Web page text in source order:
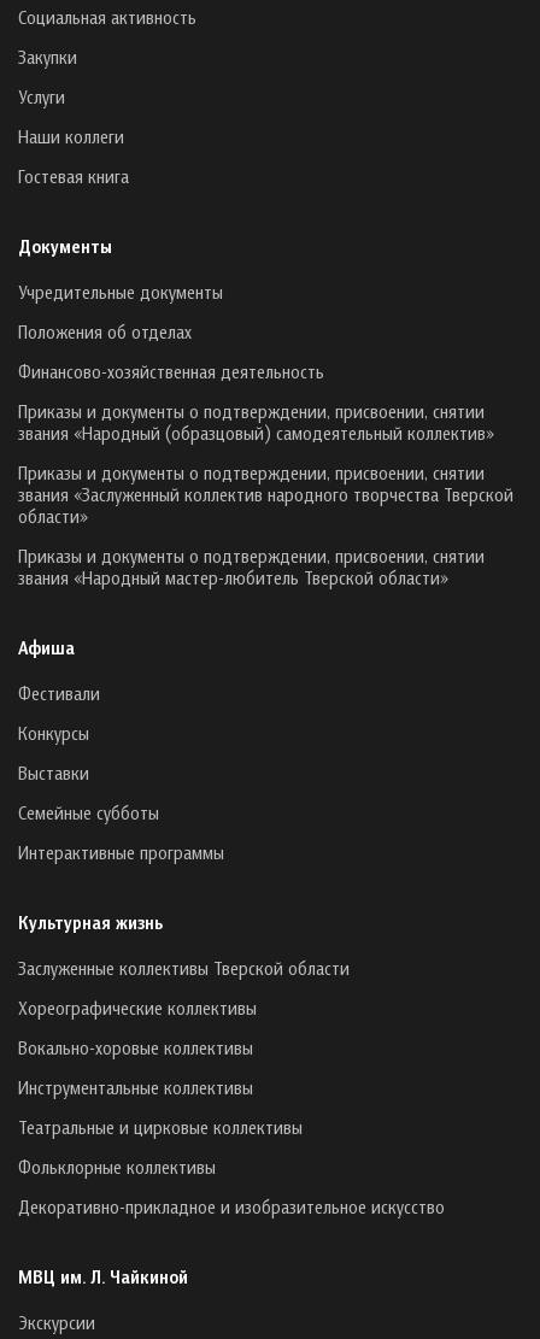
Социальная активность
Закупки
Услуги
Наши коллеги
Гостевая книга
Документы
Учредительные документы
Положения об отделах
Финансово-хозяйственная деятельность
Приказы и документы о подтверждении, присвоении, снятии
звания «Народный (образцовый) самодеятельный коллектив»
Приказы и документы о подтверждении, присвоении, снятии
звания «Заслуженный коллектив народного творчества Тверской
области»
Приказы и документы о подтверждении, присвоении, снятии
звания «Народный мастер-любитель Тверской области»
Афиша
Фестивали
Конкурсы
Выставки
Семейные субботы
Интерактивные программы
Культурная жизнь
Заслуженные коллективы Тверской области
Хореографические коллективы
Вокально-хоровые коллективы
Инструментальные коллективы
Театральные и цирковые коллективы
Фольклорные коллективы
Декоративно-прикладное и изобразительное искусство
МВЦ им. Л. Чайкиной
Экскурсии